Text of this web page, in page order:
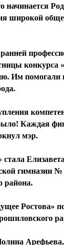
начинается
широкой
конкурса
Им помогали
Каждая
мэр.
стала
гимназии
района.
Ростова»